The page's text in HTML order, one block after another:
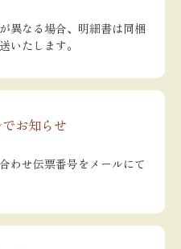
異なる場合、明細書は同梱
いたします。
お知らせ
わせ伝票番号をメールにて